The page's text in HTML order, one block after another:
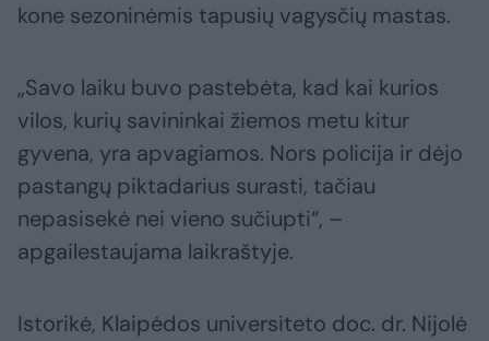
kone sezoninėmis tapusių vagysčių mastas.
„Savo laiku buvo pastebėta, kad kai kurios
vilos, kurių savininkai žiemos metu kitur
gyvena, yra apvagiamos. Nors policija ir dėjo
pastangų piktadarius surasti, tačiau
nepasisekė nei vieno sučiupti“, –
apgailestaujama laikraštyje.
Istorikė, Klaipėdos universiteto doc. dr. Nijolė